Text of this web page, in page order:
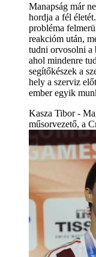
Manapság már
hordja a fél
probléma
reakcióm után,
tudni orvosolni a
ahol mindenre
segítőkészek a
hely a szerviz
ember egyik
Kasza Tibor -
műsorvezető, a